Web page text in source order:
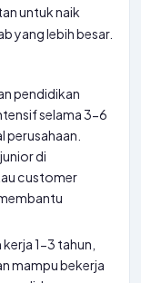
untuk naik
yang lebih besar.
pendidikan
selama 3-6
di
customer
1-3 tahun,
mampu bekerja